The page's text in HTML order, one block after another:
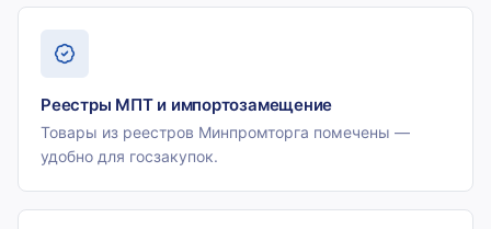
Реестры МПТ и импортозамещение
Товары из реестров Минпромторга помечены —
удобно для госзакупок.